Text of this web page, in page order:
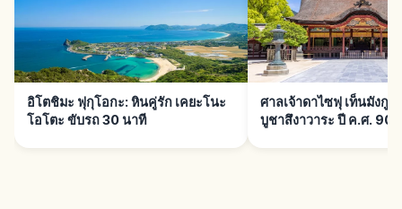
อิโตชิมะ ฟุกุโอกะ: หินคู่รัก เคยะโนะ
โอโตะ ขับรถ 30 นาที
ศาลเจ้าดาไซฟุ เท็นมังกู
บูชาสึงาวาระ ปี ค.ศ. 903